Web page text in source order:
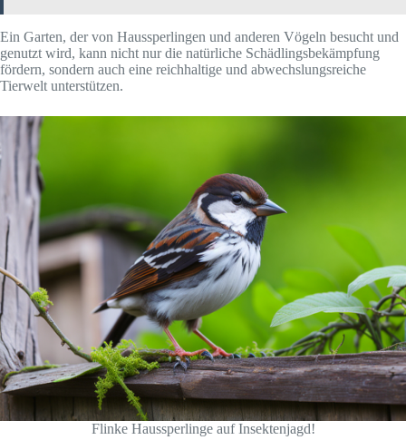
Ein Garten, der von Haussperlingen und anderen Vögeln besucht und
genutzt wird, kann nicht nur die natürliche Schädlingsbekämpfung
fördern, sondern auch eine reichhaltige und abwechslungsreiche
Tierwelt unterstützen.
Flinke Haussperlinge auf Insektenjagd!